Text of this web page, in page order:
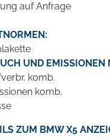
auf Anfrage
UND EMISSIONEN
komb.
komb.
ZUM BMW X5